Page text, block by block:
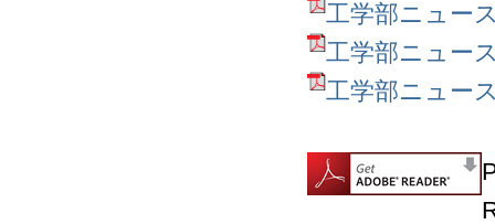
工学部ニュー
工学部ニュー
工学部ニュー